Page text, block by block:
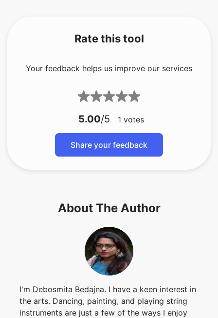
Rate this tool
Your feedback helps us improve our services
5.00/5 1 votes
Share your feedback
About The Author
I'm Debosmita Bedajna. I have a keen interest in
the arts. Dancing, painting, and playing string
instruments are just a few of the ways I enjoy